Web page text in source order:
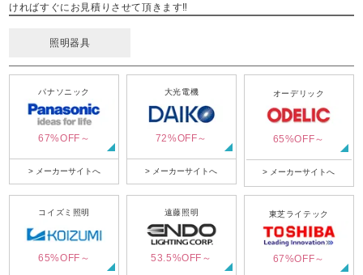
ければすぐにお見積りさせて頂きます‼
照明器具
パナソニック
67%OFF～
> メーカーサイトへ
大光電機
72%OFF～
> メーカーサイトへ
オーデリック
65%OFF～
> メーカーサイトへ
コイズミ照明
65%OFF～
遠藤照明
53.5%OFF～
東芝ライテック
67%OFF～